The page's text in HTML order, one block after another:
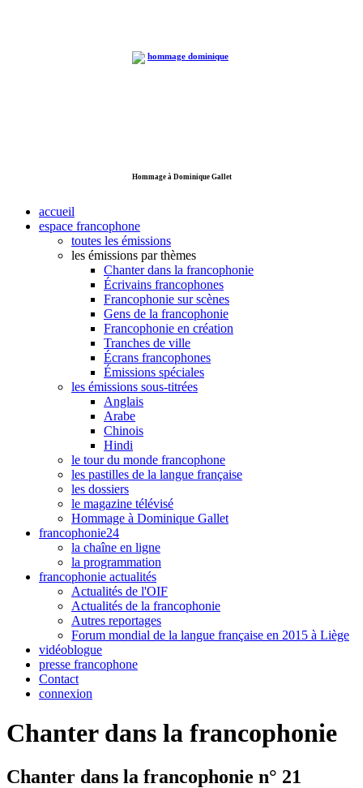
Hommage à Dominique Gallet
accueil
espace francophone
toutes les émissions
les émissions par thèmes
Chanter dans la francophonie
Écrivains francophones
Francophonie sur scènes
Gens de la francophonie
Francophonie en création
Tranches de ville
Écrans francophones
Émissions spéciales
les émissions sous-titrées
Anglais
Arabe
Chinois
Hindi
le tour du monde francophone
les pastilles de la langue française
les dossiers
le magazine télévisé
Hommage à Dominique Gallet
francophonie24
la chaîne en ligne
la programmation
francophonie actualités
Actualités de l'OIF
Actualités de la francophonie
Autres reportages
Forum mondial de la langue française en 2015 à Liège
vidéoblogue
presse francophone
Contact
connexion
Chanter dans la francophonie
Chanter dans la francophonie n° 21